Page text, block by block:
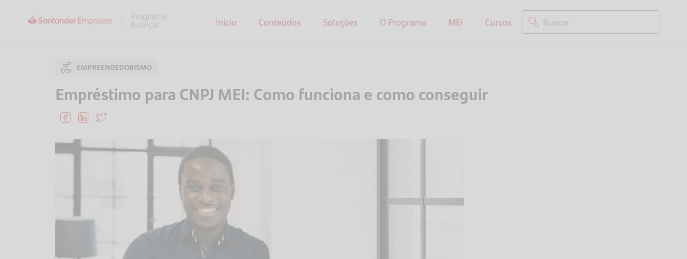
Início Conteúdos Soluções O Programa MEI Cursos
EMPREENDEDORISMO
Empréstimo para CNPJ MEI: Como funciona e como conseguir